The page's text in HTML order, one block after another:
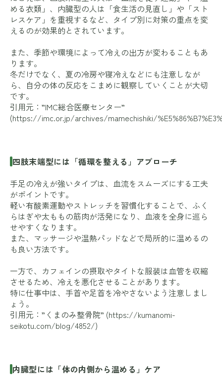
める衣類」、内臓型の人は「食生活の見直し」や「スト
レスケア」を重視するなど、タイプ別に対策の重点を変
えるのが効果的とされています。
また、季節や環境によって冷えの出方が変わることもあ
ります。
冬だけでなく、夏の冷房や寝冷えなどにも注意しなが
ら、自分の体の反応をこまめに観察していくことが大切
です。
引用元：”IMC総合医療センター”
(https://imc.or.jp/archives/mamechishiki/
四肢末端型には「循環を整える」アプローチ
手足の冷えが強いタイプは、血流をスムーズにする工夫
がポイントです。
軽い有酸素運動やストレッチを習慣化することで、ふく
らはぎや太ももの筋肉が活発になり、血液を全身に巡ら
せやすくなります。
また、マッサージや温熱パッドなどで局所的に温めるの
も良い方法です。
一方で、カフェインの摂取やタイトな服装は血管を収縮
させるため、冷えを悪化させることがあります。
特に仕事中は、手首や足首を冷やさないよう注意しまし
ょう。
引用元：”くまのみ整骨院” (https://kumanomi-
seikotu.com/blog/4852/)
内臓型には「体の内側から温める」ケア